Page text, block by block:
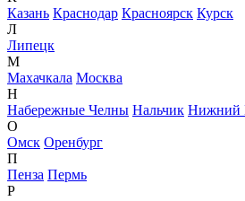
Казань Краснодар Красноярск Курск
Л
Липецк
М
Махачкала Москва
Н
Набережные Челны Нальчик Нижний
О
Омск Оренбург
П
Пенза Пермь
Р